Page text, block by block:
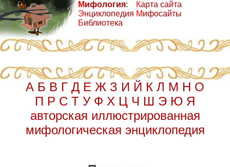
Мифология:
Энциклопедия
Библиотека
Карта сайта
Мифосайты
А Б В Г Д Е Ж З И Й К Л М Н О
П Р С Т У Ф Х Ц Ч Ш Э Ю Я
авторская иллюстрированная
мифологическая энциклопедия